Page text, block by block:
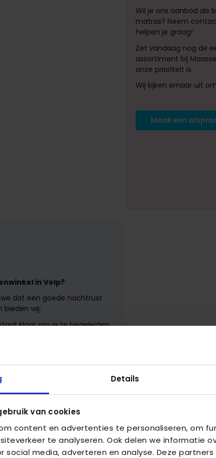
Details
van cookies
content en advertenties te personaliseren, om
te analyseren. Ook delen we informatie
social media, adverteren en analyse. Deze partners
Wil je ons aanbod als
matras? Neem
helpen je graag!
Zet vandaag nog de
assortiment bij
onze prioriteit is.
Wij kijken ernaar uit
Maak een
in Velp?
we dat een goede nachtrust
bieden wij:
klaar om je te begeleiden
naar een boxspring, een
om je te helpen.
zoals Auping,
producten zijn van de
voor jouw
aan jouw specifieke
aan. Test onze bedden
jou past.
onze producten. Daarom
te waarborgen.